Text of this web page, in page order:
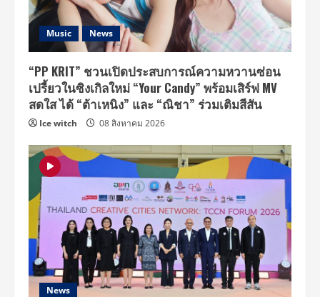
Music News
“PP KRIT” ชวนเปิดประสบการณ์ความหวานซ่อน
เปรี้ยวในซิงเกิลใหม่ “Your Candy” พร้อมเสิร์ฟ MV
สดใส ได้ “ต้าเหนิง” และ “ณิชา” ร่วมเติมสีสัน
Ice witch 08 สิงหาคม 2026
News